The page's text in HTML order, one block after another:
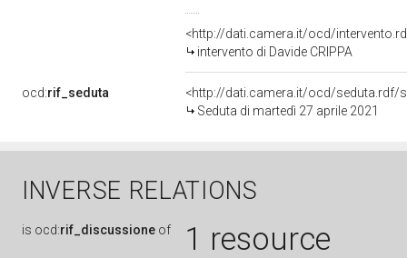
<http://dati.camera.it/ocd/
intervento di Davide CRIPPA
ocd:rif_seduta
<http://dati.camera.it/ocd/seduta.rdf/
Seduta di martedì 27 aprile 2021
INVERSE RELATIONS
is ocd:rif_discussione of 1 resource